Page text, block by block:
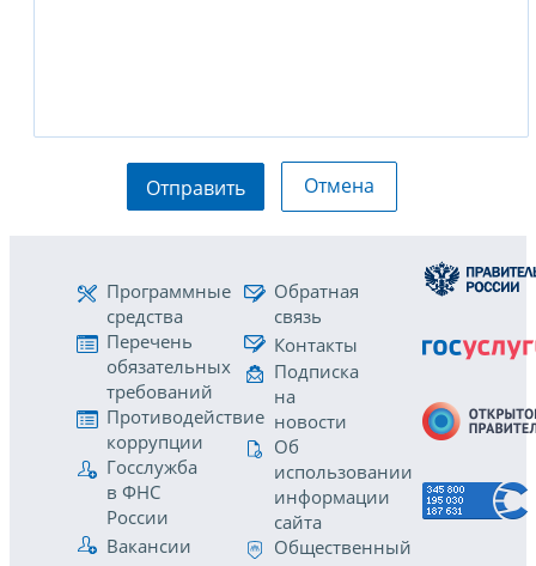
Отправить Отмена
Программные
средства
Перечень
обязательных
требований
Противодействие
коррупции
Госслужба
в ФНС
России
Вакансии
Обратная
связь
Контакты
Подписка
на
новости
Об
использовании
информации
сайта
Общественный